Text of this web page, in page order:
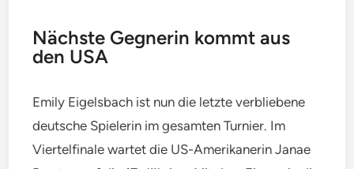
Nächste Gegnerin kommt aus
den USA
Emily Eigelsbach ist nun die letzte verbliebene
deutsche Spielerin im gesamten Turnier. Im
Viertelfinale wartet die US-Amerikanerin Janae